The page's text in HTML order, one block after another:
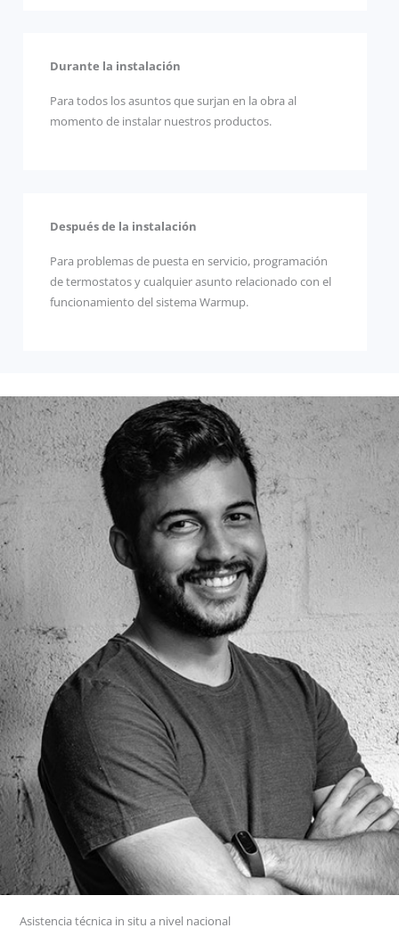
Durante la instalación
Para todos los asuntos que surjan en la obra al
momento de instalar nuestros productos.
Después de la instalación
Para problemas de puesta en servicio, programación
de termostatos y cualquier asunto relacionado con el
funcionamiento del sistema Warmup.
Asistencia técnica in situ a nivel nacional